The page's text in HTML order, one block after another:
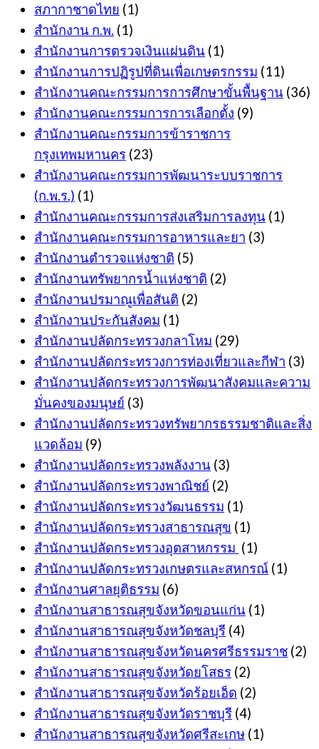
สภากาชาดไทย (1)
สำนักงาน ก.พ. (1)
สำนักงานการตรวจเงินแผ่นดิน (1)
สำนักงานการปฏิรูปที่ดินเพื่อเกษตรกรรม (11)
สำนักงานคณะกรรมการการศึกษาขั้นพื้นฐาน (36)
สำนักงานคณะกรรมการการเลือกตั้ง (9)
สำนักงานคณะกรรมการข้าราชการ
กรุงเทพมหานคร (23)
สำนักงานคณะกรรมการพัฒนาระบบราชการ
(ก.พ.ร.) (1)
สำนักงานคณะกรรมการส่งเสริมการลงทุน (1)
สำนักงานคณะกรรมการอาหารและยา (3)
สำนักงานตำรวจแห่งชาติ (5)
สำนักงานทรัพยากรน้ำแห่งชาติ (2)
สำนักงานปรมาณูเพื่อสันติ (2)
สำนักงานประกันสังคม (1)
สำนักงานปลัดกระทรวงกลาโหม (29)
สำนักงานปลัดกระทรวงการท่องเที่ยวและกีฬา (3)
สำนักงานปลัดกระทรวงการพัฒนาสังคมและความ
มั่นคงของมนุษย์ (3)
สำนักงานปลัดกระทรวงทรัพยากรธรรมชาติและสิ่ง
แวดล้อม (9)
สำนักงานปลัดกระทรวงพลังงาน (3)
สำนักงานปลัดกระทรวงพาณิชย์ (2)
สำนักงานปลัดกระทรวงวัฒนธรรม (1)
สำนักงานปลัดกระทรวงสาธารณสุข (1)
สำนักงานปลัดกระทรวงอุตสาหกรรม (1)
สำนักงานปลัดกระทรวงเกษตรและสหกรณ์ (1)
สำนักงานศาลยุติธรรม (6)
สำนักงานสาธารณสุขจังหวัดขอนแก่น (1)
สำนักงานสาธารณสุขจังหวัดชลบุรี (4)
สำนักงานสาธารณสุขจังหวัดนครศรีธรรมราช (2)
สำนักงานสาธารณสุขจังหวัดยโสธร (2)
สำนักงานสาธารณสุขจังหวัดร้อยเอ็ด (2)
สำนักงานสาธารณสุขจังหวัดราชบุรี (4)
สำนักงานสาธารณสุขจังหวัดศรีสะเกษ (1)